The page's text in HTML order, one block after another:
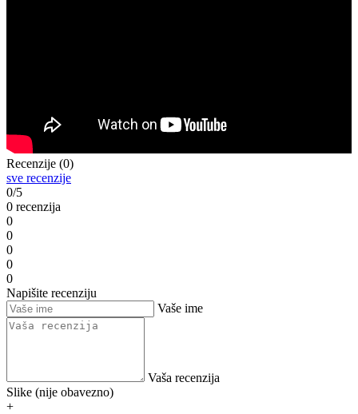
Recenzije (0)
sve recenzije
0/5
0 recenzija
0
0
0
0
0
Napišite recenziju
Vaše ime
Vaša recenzija
Slike (nije obavezno)
+